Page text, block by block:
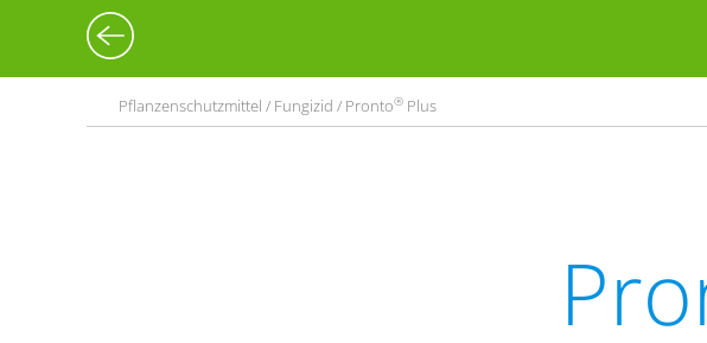
Pflanzenschutzmittel / Fungizid / Pronto® Plus